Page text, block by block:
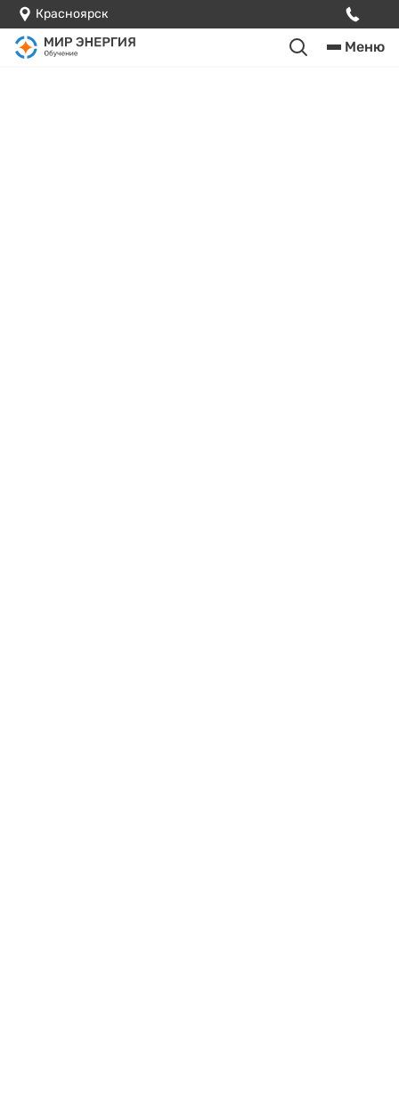
Красноярск
Меню